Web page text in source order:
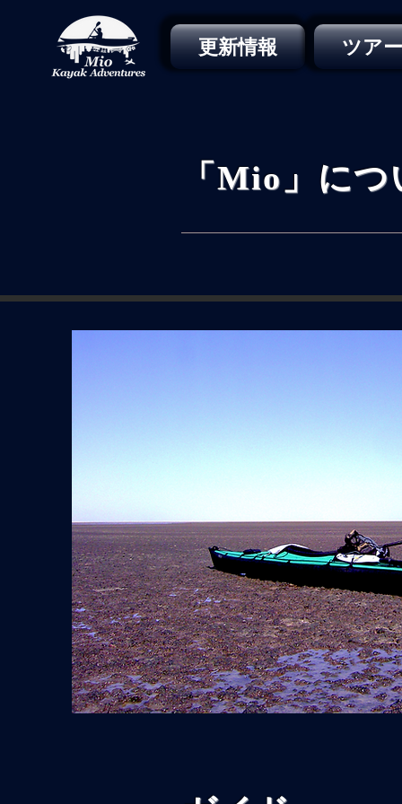
更新情報 ツアー
「Mio」に